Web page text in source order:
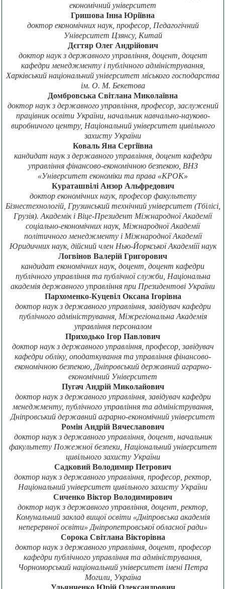
економічний університет
Гришова Інна Юріївна
доктор економічних наук, професор, Педагогічний
Університет Цзянсу, Китай
Дєгтяр Олег Андрійович
доктор наук з державного управління, доцент, доцент
кафедри менеджменту і публічного адміністрування,
Харківський національний університет міського господарства
ім. О. М. Бекетова
Домбровська Світлана Миколаївна
доктор наук з державного управління, професор, заслужений
працівник освіти України, начальник навчально-науково-
виробничого центру, Національний університет цивільного
захисту України
Коваль Яна Сергіївна
кандидат наук з державного управління, доцент кафедри
управління фінансово-економічною безпекою, ВНЗ
«Університет економіки та права «КРОК»
Кураташвілі Анзор Альфредович
доктор економічних наук, професор факультету
Бізнестехнологій, Грузинський технічний університет (Тбілісі,
Грузія). Академік і Віце-Президент Міжнародної Академії
соціально-економічних наук, Міжнародної Академії
політичного менеджменту і Міжнародної Академії
Юридичних наук, дійсний член Нью-Йоркської Академіїї наук
Логвінов Валерій Григорович
кандидат економічних наук, доцент, доцент кафедри
публічного управління та публічної служби, Національна
академія державного управління при Президентові України
Пархоменко-Куцевіл Оксана Ігорівна
доктор наук з державного управління, завідувач кафедри
публічного адміністрування, Міжрегіональна Академія
управління персоналом
Приходько Ігор Павлович
доктор наук з державного управління, професор, завідувач
кафедри обліку, оподаткування та управління фінансово-
економічною безпекою, Дніпровський державний аграрно-
економічний Університет
Пугач Андрій Миколайович
доктор наук з державного управління, завідувач кафедри
менеджменту, публічного управління та адміністрування,
Дніпровський державний аграрно-економічний університет
Ромін Андрій Вячеславович
доктор наук з державного управління, доцент, начальник
факультету Пожежної безпеки, Національний університет
цивільного захисту України
Садковий Володимир Петрович
доктор наук з державного управління, професор, ректор,
Національний університет цивільного захисту України
Сиченко Віктор Володимирович
доктор наук з державного управління, доцент, ректор,
Комунальний заклад вищої освіти «Дніпровська академія
неперервної освіти» Дніпропетровської обласної ради»
Сорока Світлана Вікторівна
доктор наук з державного управління, доцент, професор
кафедри публічного управління та адміністрування,
Чорноморський національний університет імені Петра
Могили, Україна
Ульянченко Юрій Олександрович